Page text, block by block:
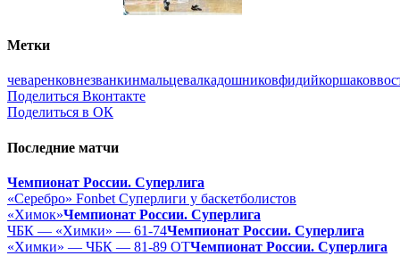
Метки
чеваренковнезванкинмальцевалкадошниковфидийкоршаков
Поделиться Вконтакте
Поделиться в ОК
Последние матчи
Чемпионат России. Суперлига
«Серебро» Fonbet Суперлиги у баскетболистов
«Химок»Чемпионат России. Суперлига
ЧБК — «Химки» — 61-74Чемпионат России. Суперлига
«Химки» — ЧБК — 81-89 ОТЧемпионат России. Суперлига